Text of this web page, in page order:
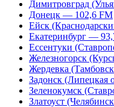
Димитровград
Донецк — 102,6 FM
Ейск
Екатеринбург —
Ессентуки
Железногорск
Жердевка
Задонск (Липецкая
Зеленокумск
Златоуст